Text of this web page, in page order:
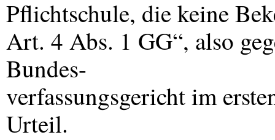
Pflichtschule, die keine
Art. 4 Abs. 1 GG“, also
Bundes-
verfassungsgericht im
Urteil.